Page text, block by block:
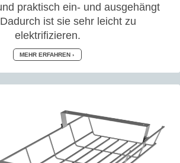
praktisch ein- und ausgehängt
ist sie sehr leicht zu
elektrifizieren.
MEHR ERFAHREN